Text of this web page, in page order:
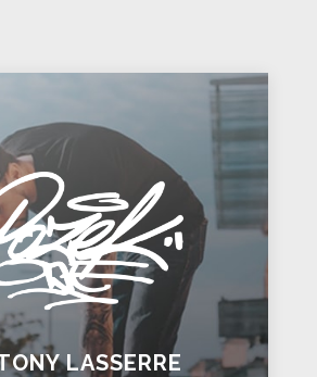
LASSERRE